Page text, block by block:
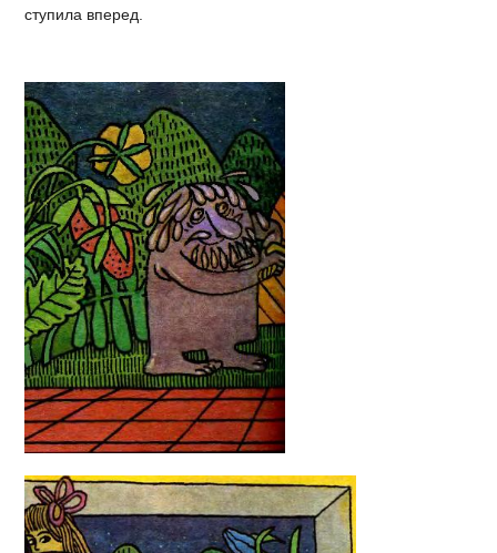
ступила вперед.